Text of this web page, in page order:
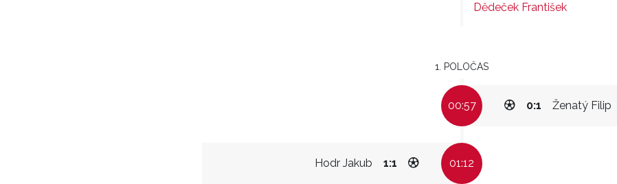
Dědeček František
1. POLOČAS
00:57 Ženatý Filip
0:1
Hodr Jakub 1:1 01:12